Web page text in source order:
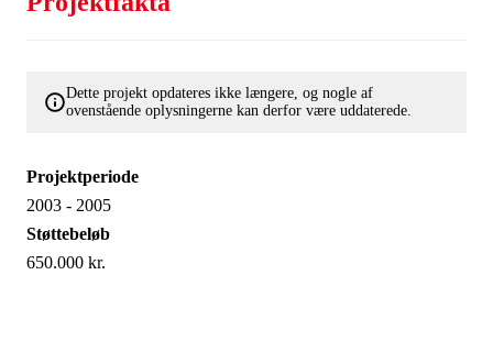
Dette projekt opdateres ikke længere, og nogle af
ovenstående oplysningerne kan derfor være uddaterede.
Projektperiode
2003 - 2005
Støttebeløb
650.000 kr.